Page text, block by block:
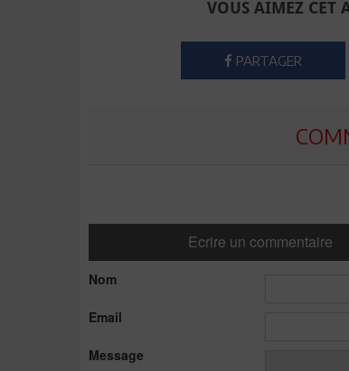
VOUS AIMEZ CET
PARTAGER
Ecrire un commentaire
Nom
Email
Message